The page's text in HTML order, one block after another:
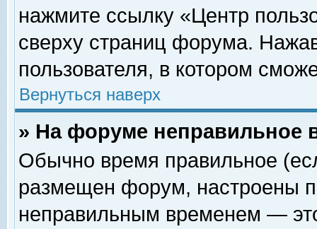
нажмите ссылку «Центр
сверху страниц форума.
пользователя, в котором
Вернуться наверх
» На форуме неправильное
Обычно время правильное
размещен форум, настроены
неправильным временем —